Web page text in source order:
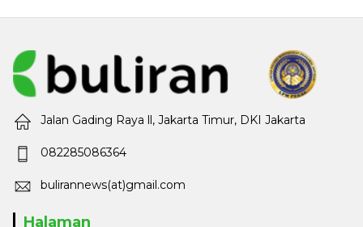
Jalan Gading Raya ll, Jakarta Timur, DKI Jakarta
082285086364
bulirannews(at)gmail.com
Halaman